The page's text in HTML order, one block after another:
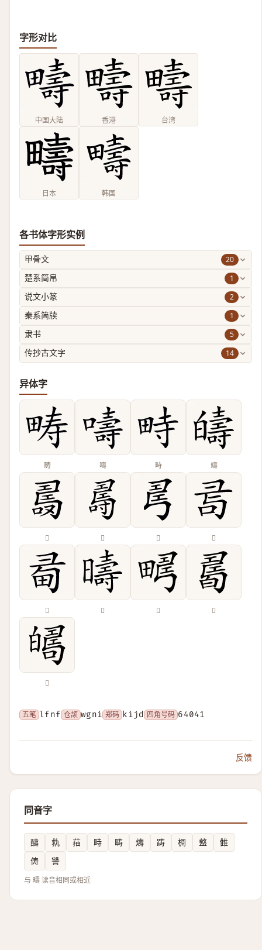
字形对比
中国大陆 香港 台湾
日本 韩国
各书体字形实例
甲骨文 20
楚系简帛 1
说文小篆 2
秦系简牍 1
隶书 5
传抄古文字 14
异体字
畴 嚋 畤 㿧
𠼡 𠾉 𢏚 𢑔
𢑜 𣋬 𤲮 𤾊
𤾦
五笔 lfnf 仓颉 wgni 郑码 kijd 四角号码 64041
反馈
同音字
醻 㐜 菗 畤 畴 燽 踌 椆 盩
雔
俦
讐
与 疇 读音相同或相近